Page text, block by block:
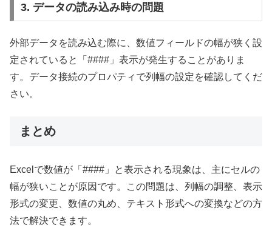
3. データの読み込み時の問題
外部データを読み込む際に、数値フィールドの幅が狭く設
定されていると「####」表示が発生することがありま
す。データ接続のプロパティで列幅の設定を確認してくだ
さい。
まとめ
Excelで数値が「####」と表示される現象は、主にセルの
幅が狭いことが原因です。この問題は、列幅の調整、表示
形式の変更、数値の丸め、テキスト形式への変換などの方
法で解決できます。